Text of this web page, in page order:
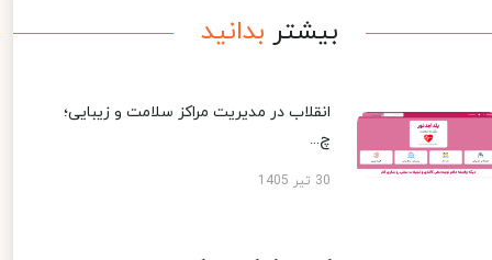
بیشتر بدانید
انقلاب در مدیریت مراکز سلامت و زیبایی؛
چ...
30 تیر 1405